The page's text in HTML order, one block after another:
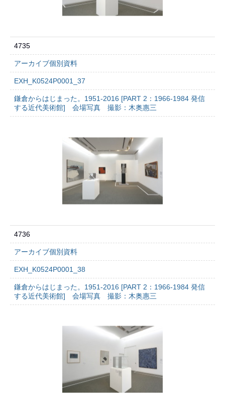
4735
アーカイブ個別資料
EXH_K0524P0001_37
鎌倉からはじまった。1951-2016 [PART 2：1966-1984 発信
する近代美術館] 会場写真 撮影：木奥惠三
4736
アーカイブ個別資料
EXH_K0524P0001_38
鎌倉からはじまった。1951-2016 [PART 2：1966-1984 発信
する近代美術館] 会場写真 撮影：木奥惠三